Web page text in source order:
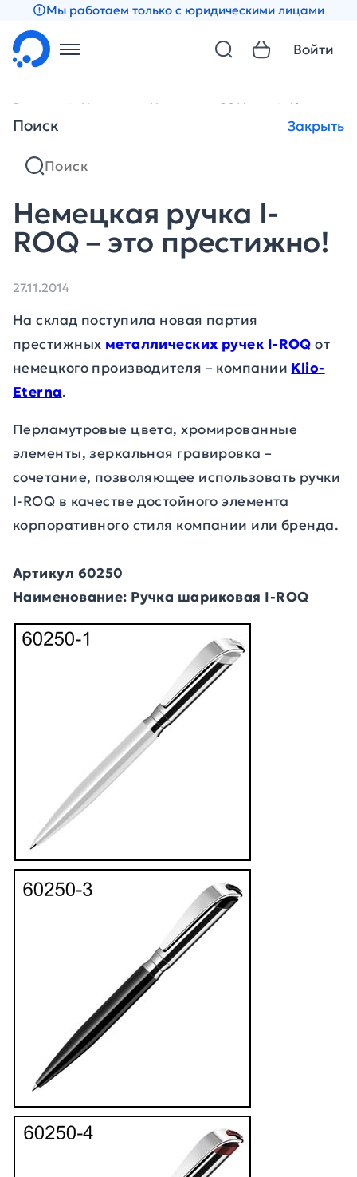
Мы работаем только с юридическими лицами
Поиск Закрыть
Войти
Главная Новости Новости за 2014 год Немецкая
Немецкая ручка I-
ROQ – это престижно!
27.11.2014
На склад поступила новая партия
престижных металлических ручек I-ROQ от
немецкого производителя – компании Klio-
Eterna.
Перламутровые цвета, хромированные
элементы, зеркальная гравировка –
сочетание, позволяющее использовать ручки
I-ROQ в качестве достойного элемента
корпоративного стиля компании или бренда.
Артикул 60250
Наименование: Ручка шариковая I-ROQ